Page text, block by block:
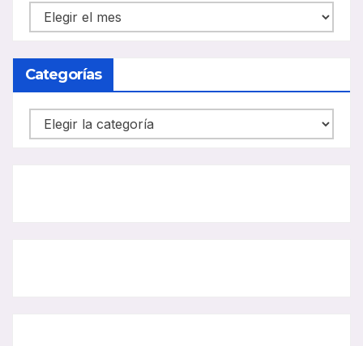
NOTICIAS
CARRIL
BUS
Categorías
Categorías